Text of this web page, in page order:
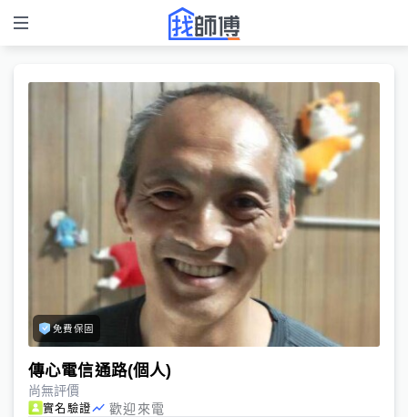
免費保固
傳心電信通路(個人)
尚無評價
實名驗證 歡迎來電